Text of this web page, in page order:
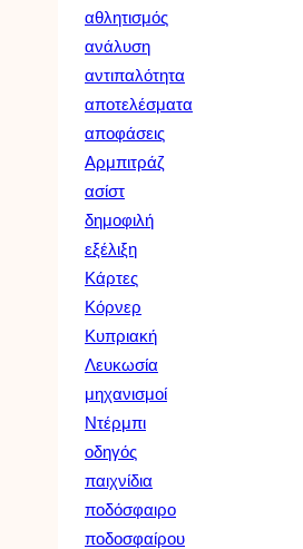
αθλητισμός
ανάλυση
αντιπαλότητα
αποτελέσματα
αποφάσεις
Αρμπιτράζ
ασίστ
δημοφιλή
εξέλιξη
Κάρτες
Κόρνερ
Κυπριακή
Λευκωσία
μηχανισμοί
Ντέρμπι
οδηγός
παιχνίδια
ποδόσφαιρο
ποδοσφαίρου